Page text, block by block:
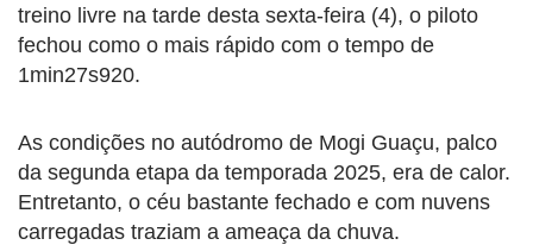
treino livre na tarde desta sexta-feira (4), o piloto
fechou como o mais rápido com o tempo de
1min27s920.
As condições no autódromo de Mogi Guaçu, palco
da segunda etapa da temporada 2025, era de calor.
Entretanto, o céu bastante fechado e com nuvens
carregadas traziam a ameaça da chuva.